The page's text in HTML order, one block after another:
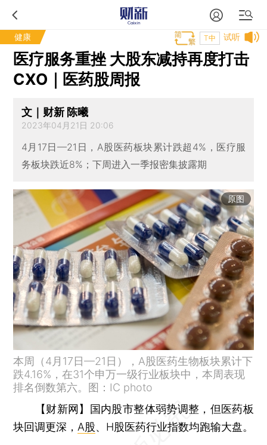
健康 试听
T中
医疗服务重挫 大股东减持再度打击
CXO｜医药股周报
文｜财新 陈曦
2023年04月21日 20:06
4月17日—21日，A股医药板块累计跌超4%，医疗服
务板块跌近8%；下周进入一季报密集披露期
原图
本周（4月17日—21日），A股医药生物板块累计下
跌4.16%，在31个申万一级行业板块中，本周表现
排名倒数第六。图：IC photo
【财新网】 国内股市整体弱势调整，但医药板
块回调更深， A股、H股医药行业指数均跑输大盘。